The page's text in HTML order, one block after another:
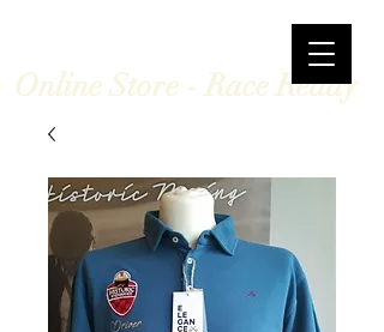
Online Store - Race Ready